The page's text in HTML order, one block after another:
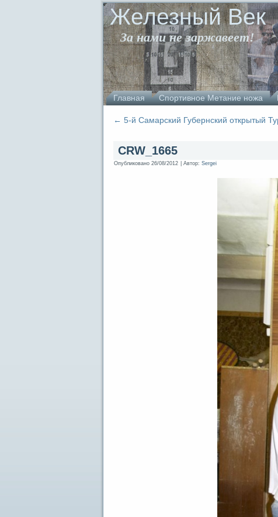
Железный Век
За нами не заржавеет!
Главная Спортивное Метание ножа
← 5-й Самарский Губернский открытый
CRW_1665
Опубликовано 26/08/2012 Автор: Sergei